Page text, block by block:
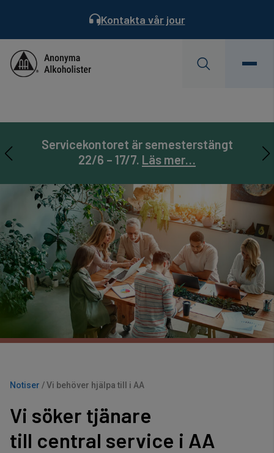
Kontakta vår jour
Behöver du hjälp? Hitta ett möte
Servicekontoret är semesterstängt
22/6 – 17/7. Läs mer…
AA Landsmöte 31/7-2/8. Läs mer…
Läs Dagens Reflektion
Prenumerera påServicebladet
Notiser /Vi behöver hjälpa till i AA
Vi söker tjänare
till central service i AA